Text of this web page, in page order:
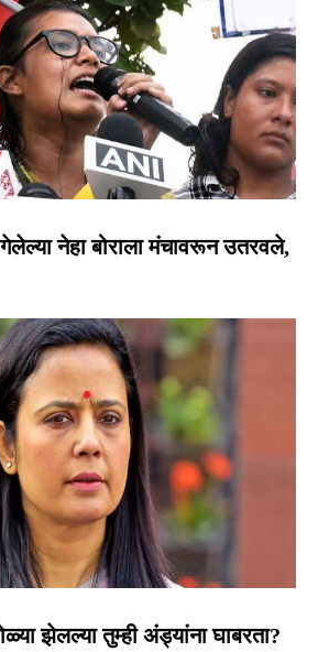
नेहा बोराला मंचावरून उतरवले,
झेलल्या तुम्ही अंड्यांना घाबरता?